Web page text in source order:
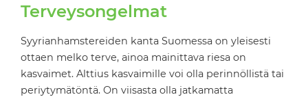
Terveysongelmat
Syyrianhamstereiden kanta Suomessa on yleisesti
ottaen melko terve, ainoa mainittava riesa on
kasvaimet. Alttius kasvaimille voi olla perinnöllistä tai
periytymätöntä. On viisasta olla jatkamatta